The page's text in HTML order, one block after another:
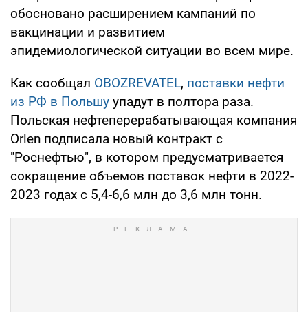
обосновано расширением кампаний по
вакцинации и развитием
эпидемиологической ситуации во всем мире.
Как сообщал OBOZREVATEL, поставки нефти
из РФ в Польшу упадут в полтора раза.
Польская нефтеперерабатывающая компания
Orlen подписала новый контракт с
"Роснефтью", в котором предусматривается
сокращение объемов поставок нефти в 2022-
2023 годах с 5,4-6,6 млн до 3,6 млн тонн.